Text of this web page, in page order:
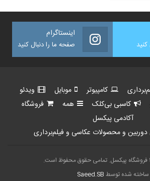
کنید
اینستاگرام
صفحه ما را دنبال کنید
کامپیوتر موبایل
ویدئو
کاسبی بی‌کلک همه
فروشگاه
آکادمی پیکسل
و محصولات عکاسی و فیلم‌برداری
ساخته شده توسط Saeed.SB